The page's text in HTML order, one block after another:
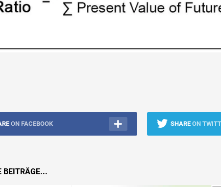
ON FACEBOOK SHARE ON
BEITRÄGE...